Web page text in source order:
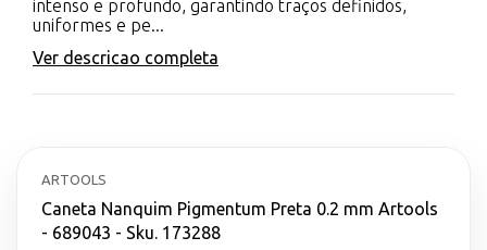
intenso e profundo, garantindo traços definidos,
uniformes e pe...
Ver descricao completa
ARTOOLS
Caneta Nanquim Pigmentum Preta 0.2 mm Artools
- 689043 - Sku. 173288